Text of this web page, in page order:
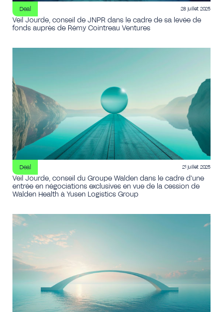
Deal 28 juillet 2025
Veil Jourde, conseil de JNPR dans le cadre de sa levée de
fonds auprès de Rémy Cointreau Ventures
Deal 21 juillet 2025
Veil Jourde, conseil du Groupe Walden dans le cadre d’une
entrée en négociations exclusives en vue de la cession de
Walden Health à Yusen Logistics Group